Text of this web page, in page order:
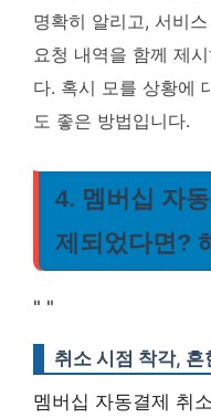
명확히 알리고, 서비
요청 내역을 함께 제
다. 혹시 모를 상황에
도 좋은 방법입니다.
4. 멤버십 자
제되었다면?
" "
취소 시점 착각,
멤버십 자동결제 취